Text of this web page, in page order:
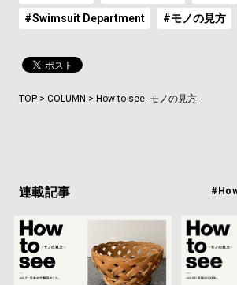
#Swimsuit Department #モノの見方
TOP> COLUMN > How to see -モノの見方-
連載記事